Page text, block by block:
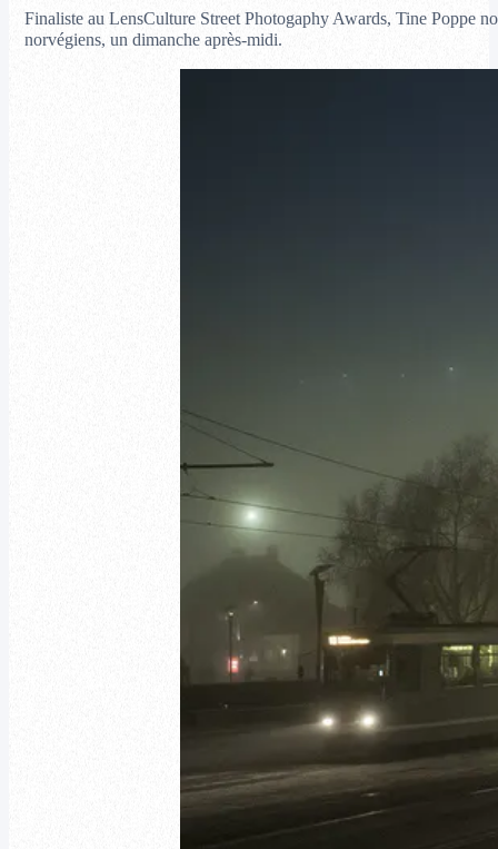
Finaliste au LensCulture Street Photogaphy Awards, Tine Poppe
norvégiens, un dimanche après-midi.